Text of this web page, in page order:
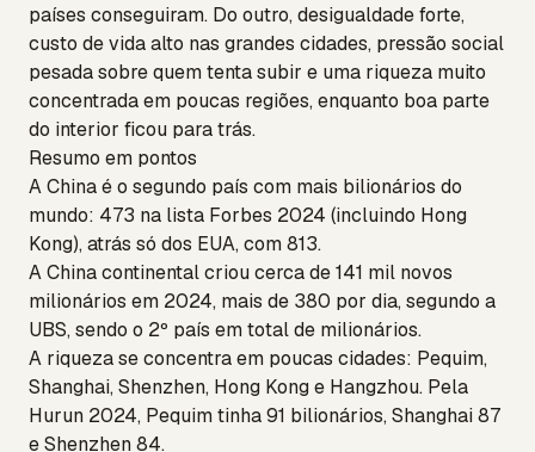
países conseguiram. Do outro, desigualdade forte,
custo de vida alto nas grandes cidades, pressão social
pesada sobre quem tenta subir e uma riqueza muito
concentrada em poucas regiões, enquanto boa parte
do interior ficou para trás.
Resumo em pontos
A China é o segundo país com mais bilionários do
mundo: 473 na lista Forbes 2024 (incluindo Hong
Kong), atrás só dos EUA, com 813.
A China continental criou cerca de 141 mil novos
milionários em 2024, mais de 380 por dia, segundo a
UBS, sendo o 2º país em total de milionários.
A riqueza se concentra em poucas cidades: Pequim,
Shanghai, Shenzhen, Hong Kong e Hangzhou. Pela
Hurun 2024, Pequim tinha 91 bilionários, Shanghai 87
e Shenzhen 84.